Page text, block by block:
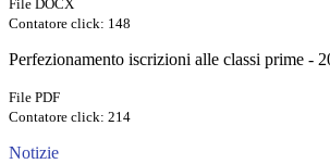
File DOCX
Contatore click: 148
Perfezionamento iscrizioni alle classi prime -
File PDF
Contatore click: 214
Notizie